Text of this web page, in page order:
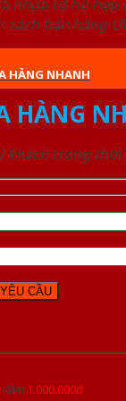
nhựa và hỗ
sách bán hàng
HÀNG NHANH
HÀNG
khách trong
đến 1.000.000đ